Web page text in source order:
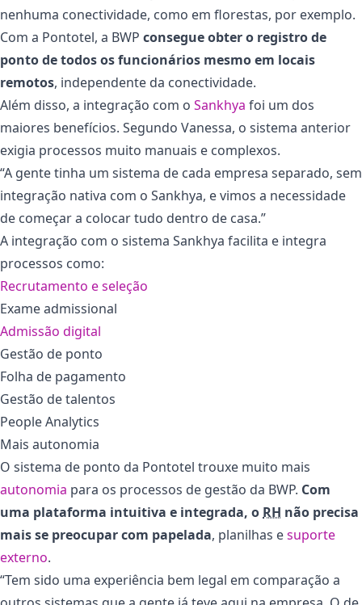
nenhuma conectividade, como em florestas, por exemplo.
Com a Pontotel, a BWP consegue obter o registro de
ponto de todos os funcionários mesmo em locais
remotos, independente da conectividade.
Além disso, a integração com o Sankhya foi um dos
maiores benefícios. Segundo Vanessa, o sistema anterior
exigia processos muito manuais e complexos.
“A gente tinha um sistema de cada empresa separado, sem
integração nativa com o Sankhya, e vimos a necessidade
de começar a colocar tudo dentro de casa.”
A integração com o sistema Sankhya facilita e integra
processos como:
Recrutamento e seleção
Exame admissional
Admissão digital
Gestão de ponto
Folha de pagamento
Gestão de talentos
People Analytics
Mais autonomia
O sistema de ponto da Pontotel trouxe muito mais
autonomia para os processos de gestão da BWP. Com
uma plataforma intuitiva e integrada, o RH não precisa
mais se preocupar com papelada, planilhas esuporte
externo.
“Tem sido uma experiência bem legal em comparação a